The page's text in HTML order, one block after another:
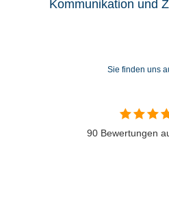
Kommunikation und
Sie finden uns
90 Bewertungen